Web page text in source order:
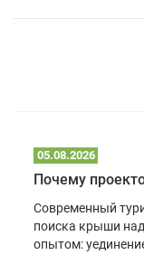
05.08.2026
Современный
поиска крыши
опытом: